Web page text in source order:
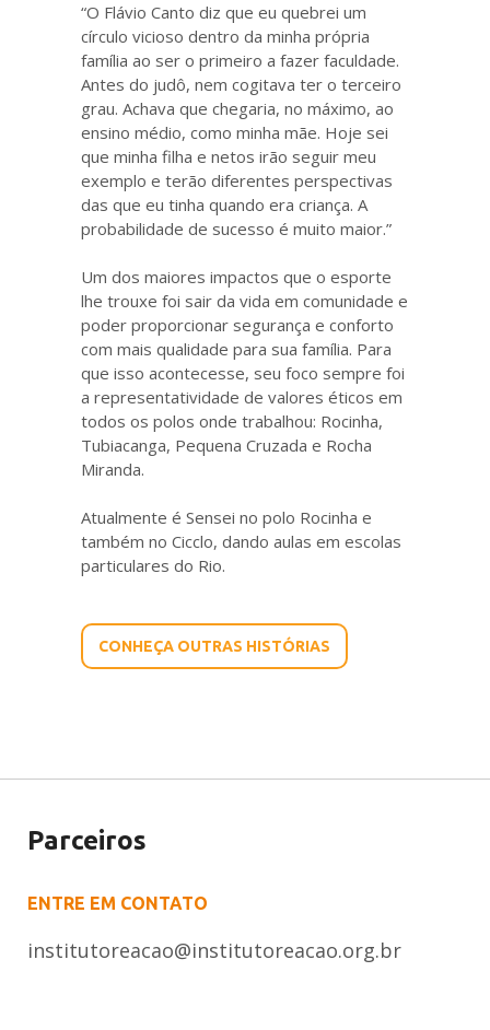
“O Flávio Canto diz que eu quebrei um
círculo vicioso dentro da minha própria
família ao ser o primeiro a fazer faculdade.
Antes do judô, nem cogitava ter o terceiro
grau. Achava que chegaria, no máximo, ao
ensino médio, como minha mãe. Hoje sei
que minha filha e netos irão seguir meu
exemplo e terão diferentes perspectivas
das que eu tinha quando era criança. A
probabilidade de sucesso é muito maior.”
Um dos maiores impactos que o esporte
lhe trouxe foi sair da vida em comunidade e
poder proporcionar segurança e conforto
com mais qualidade para sua família. Para
que isso acontecesse, seu foco sempre foi
a representatividade de valores éticos em
todos os polos onde trabalhou: Rocinha,
Tubiacanga, Pequena Cruzada e Rocha
Miranda.
Atualmente é Sensei no polo Rocinha e
também no Cicclo, dando aulas em escolas
particulares do Rio.
CONHEÇA OUTRAS HISTÓRIAS
Parceiros
ENTRE EM CONTATO
institutoreacao@institutoreacao.org.br